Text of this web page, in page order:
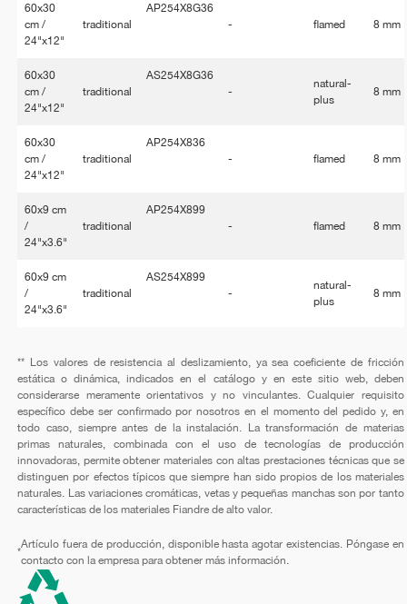
60x30
cm /
24"x12"
traditional
AP254X8G36
-
flamed 8 mm
60x30
cm /
24"x12"
traditional
AS254X8G36
-
natural-
plus
8 mm
60x30
cm /
24"x12"
traditional
AP254X836
-
flamed 8 mm
60x9 cm
/
24"x3.6"
traditional
AP254X899
-
flamed 8 mm
60x9 cm
/
24"x3.6"
traditional
AS254X899
-
natural-
plus
8 mm
** Los valores de resistencia al deslizamiento, ya sea coeficiente de fricción
estática o dinámica, indicados en el catálogo y en este sitio web, deben
considerarse meramente orientativos y no vinculantes. Cualquier requisito
específico debe ser confirmado por nosotros en el momento del pedido y, en
todo caso, siempre antes de la instalación. La transformación de materias
primas naturales, combinada con el uso de tecnologías de producción
innovadoras, permite obtener materiales con altas prestaciones técnicas que se
distinguen por efectos típicos que siempre han sido propios de los materiales
naturales. Las variaciones cromáticas, vetas y pequeñas manchas son por tanto
características de los materiales Fiandre de alto valor.
*
Artículo fuera de producción, disponible hasta agotar existencias. Póngase en
contacto con la empresa para obtener más información.